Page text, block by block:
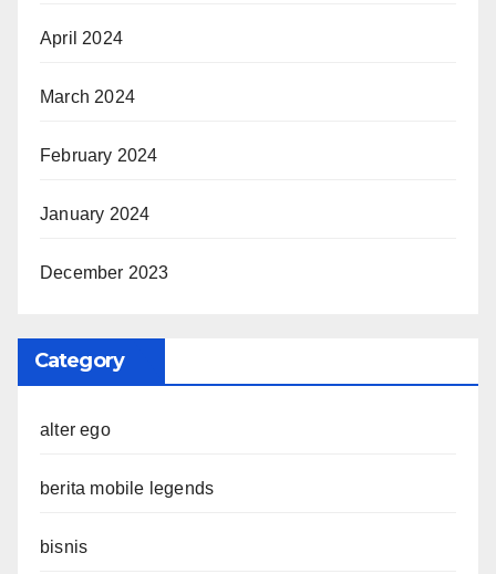
April 2024
March 2024
February 2024
January 2024
December 2023
Category
alter ego
berita mobile legends
bisnis